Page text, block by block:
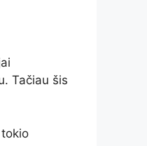
Tačiau šis